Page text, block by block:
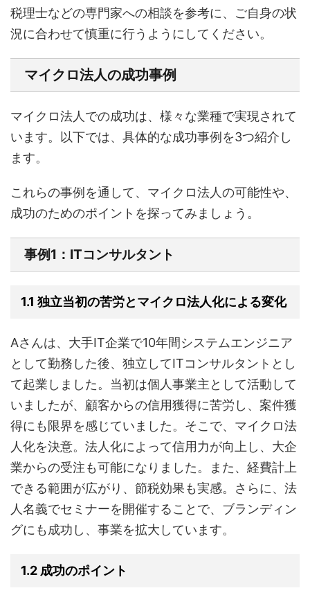
税理士などの専門家への相談を参考に、ご自身の状
況に合わせて慎重に行うようにしてください。
マイクロ法人の成功事例
マイクロ法人での成功は、様々な業種で実現されて
います。以下では、具体的な成功事例を3つ紹介し
ます。
これらの事例を通して、マイクロ法人の可能性や、
成功のためのポイントを探ってみましょう。
事例1：ITコンサルタント
1.1 独立当初の苦労とマイクロ法人化による変化
Aさんは、大手IT企業で10年間システムエンジニア
として勤務した後、独立してITコンサルタントとし
て起業しました。当初は個人事業主として活動して
いましたが、顧客からの信用獲得に苦労し、案件獲
得にも限界を感じていました。そこで、マイクロ法
人化を決意。法人化によって信用力が向上し、大企
業からの受注も可能になりました。また、経費計上
できる範囲が広がり、節税効果も実感。さらに、法
人名義でセミナーを開催することで、ブランディン
グにも成功し、事業を拡大しています。
1.2 成功のポイント